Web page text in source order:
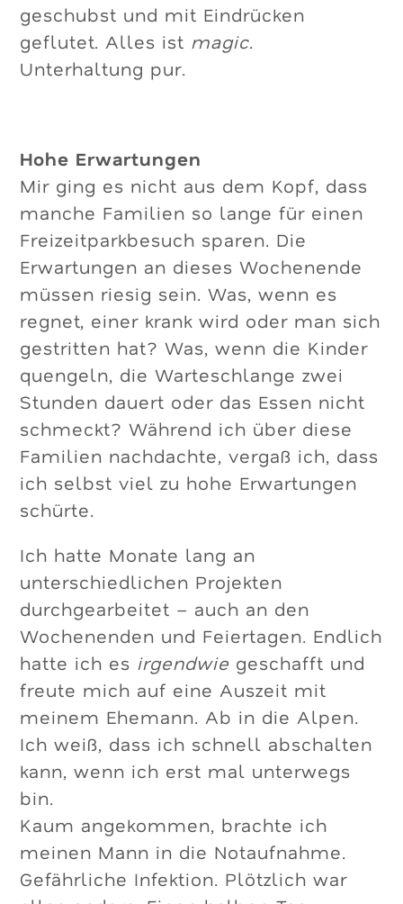
geschubst und mit Eindrücken
geflutet. Alles ist magic.
Unterhaltung pur.
Hohe Erwartungen
Mir ging es nicht aus dem Kopf, dass
manche Familien so lange für einen
Freizeitparkbesuch sparen. Die
Erwartungen an dieses Wochenende
müssen riesig sein. Was, wenn es
regnet, einer krank wird oder man sich
gestritten hat? Was, wenn die Kinder
quengeln, die Warteschlange zwei
Stunden dauert oder das Essen nicht
schmeckt? Während ich über diese
Familien nachdachte, vergaß ich, dass
ich selbst viel zu hohe Erwartungen
schürte.
Ich hatte Monate lang an
unterschiedlichen Projekten
durchgearbeitet – auch an den
Wochenenden und Feiertagen. Endlich
hatte ich es irgendwie geschafft und
freute mich auf eine Auszeit mit
meinem Ehemann. Ab in die Alpen.
Ich weiß, dass ich schnell abschalten
kann, wenn ich erst mal unterwegs
bin.
Kaum angekommen, brachte ich
meinen Mann in die Notaufnahme.
Gefährliche Infektion. Plötzlich war